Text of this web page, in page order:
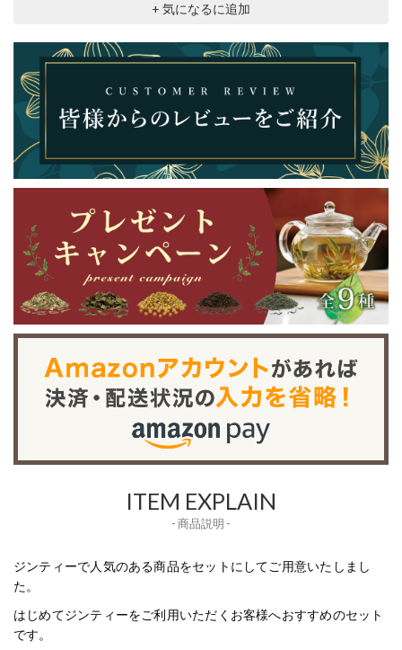
+ 気になるに追加
ITEM EXPLAIN
- 商品説明 -
ジンティーで人気のある商品をセットにしてご用意いたしまし
た。
はじめてジンティーをご利用いただくお客様へおすすめのセット
です。